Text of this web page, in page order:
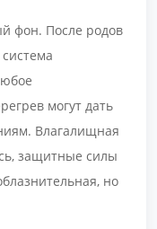
фон. После родов
могут дать
Влагалищная
защитные силы
но